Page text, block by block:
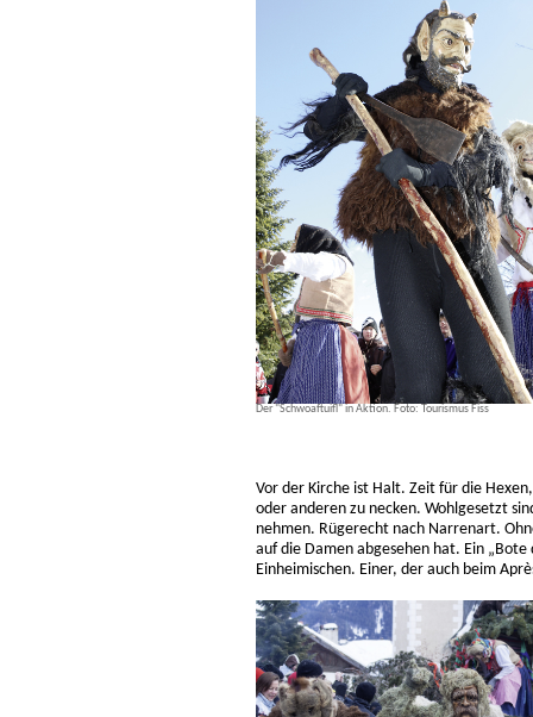
Der "Schwoaftuifl" in Aktion. Foto: Tourismus Fiss
Vor der Kirche ist Halt. Zeit für die
oder anderen zu necken. Wohlgesetzt
nehmen. Rügerecht nach Narrenart.
auf die Damen abgesehen hat. Ein
Einheimischen. Einer, der auch beim